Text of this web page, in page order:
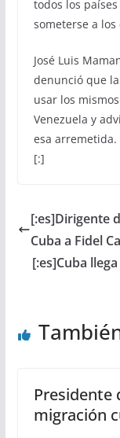
todos los
someterse a
José Luis
denunció que
usar los
Venezuela y
esa arremetida.
[:]
[:es]Dirigente
Cuba a Fidel
[:es]Cuba
Presidente
migración